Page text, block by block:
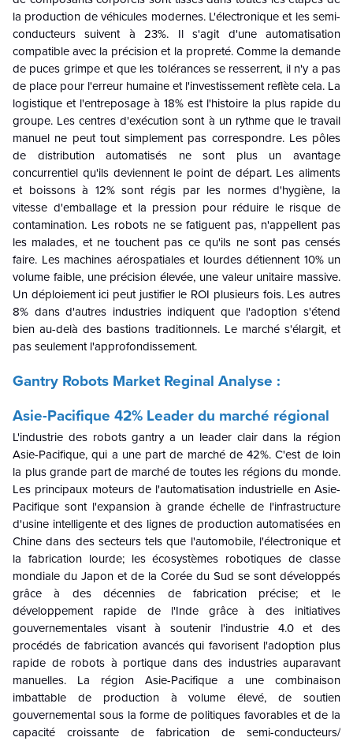
la production de véhicules modernes. L'électronique et les semi-
conducteurs suivent à 23%. Il s'agit d'une automatisation
compatible avec la précision et la propreté. Comme la demande
de puces grimpe et que les tolérances se resserrent, il n'y a pas
de place pour l'erreur humaine et l'investissement reflète cela. La
logistique et l'entreposage à 18% est l'histoire la plus rapide du
groupe. Les centres d'exécution sont à un rythme que le travail
manuel ne peut tout simplement pas correspondre. Les pôles
de distribution automatisés ne sont plus un avantage
concurrentiel qu'ils deviennent le point de départ. Les aliments
et boissons à 12% sont régis par les normes d'hygiène, la
vitesse d'emballage et la pression pour réduire le risque de
contamination. Les robots ne se fatiguent pas, n'appellent pas
les malades, et ne touchent pas ce qu'ils ne sont pas censés
faire. Les machines aérospatiales et lourdes détiennent 10% un
volume faible, une précision élevée, une valeur unitaire massive.
Un déploiement ici peut justifier le ROI plusieurs fois. Les autres
8% dans d'autres industries indiquent que l'adoption s'étend
bien au-delà des bastions traditionnels. Le marché s'élargit, et
pas seulement l'approfondissement.
Gantry Robots Market Reginal Analyse :
Asie-Pacifique 42% Leader du marché régional
L'industrie des robots gantry a un leader clair dans la région
Asie-Pacifique, qui a une part de marché de 42%. C'est de loin
la plus grande part de marché de toutes les régions du monde.
Les principaux moteurs de l'automatisation industrielle en Asie-
Pacifique sont l'expansion à grande échelle de l'infrastructure
d'usine intelligente et des lignes de production automatisées en
Chine dans des secteurs tels que l'automobile, l'électronique et
la fabrication lourde; les écosystèmes robotiques de classe
mondiale du Japon et de la Corée du Sud se sont développés
grâce à des décennies de fabrication précise; et le
développement rapide de l'Inde grâce à des initiatives
gouvernementales visant à soutenir l'industrie 4.0 et des
procédés de fabrication avancés qui favorisent l'adoption plus
rapide de robots à portique dans des industries auparavant
manuelles. La région Asie-Pacifique a une combinaison
imbattable de production à volume élevé, de soutien
gouvernemental sous la forme de politiques favorables et de la
capacité croissante de fabrication de semi-conducteurs/